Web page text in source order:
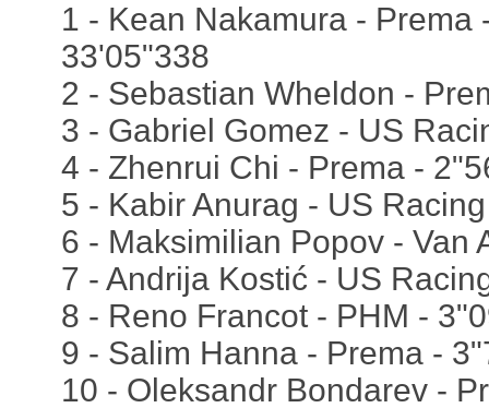
1 - Kean Nakamura - Prema
33'05"338
2 - Sebastian Wheldon -
3 - Gabriel Gomez - US
4 - Zhenrui Chi - Prema -
5 - Kabir Anurag - US
6 - Maksimilian Popov - Van
7 - Andrija Kostić - US
8 - Reno Francot - PHM -
9 - Salim Hanna - Prema -
10 - Oleksandr Bondarev -